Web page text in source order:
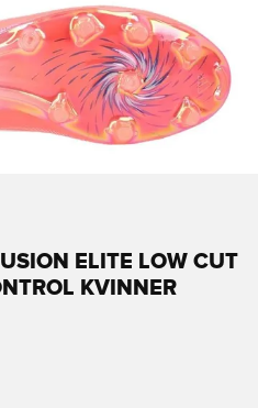
ELITE LOW CUT
KVINNER